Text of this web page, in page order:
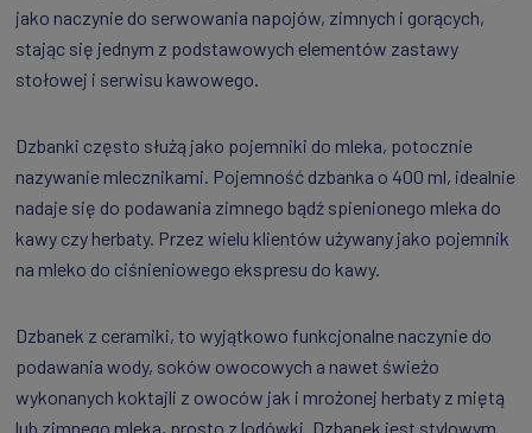
jako naczynie do serwowania napojów, zimnych i gorących,
stając się jednym z podstawowych elementów zastawy
stołowej i serwisu kawowego.
Dzbanki często służą jako pojemniki do mleka, potocznie
nazywanie mlecznikami. Pojemność dzbanka o 400 ml, idealnie
nadaje się do podawania zimnego bądź spienionego mleka do
kawy czy herbaty. Przez wielu klientów używany jako pojemnik
na mleko do ciśnieniowego ekspresu do kawy.
Dzbanek z ceramiki, to wyjątkowo funkcjonalne naczynie do
podawania wody, soków owocowych a nawet świeżo
wykonanych koktajli z owoców jak i mrożonej herbaty z miętą
lub zimnego mleka, prosto z lodówki. Dzbanek jest stylowym